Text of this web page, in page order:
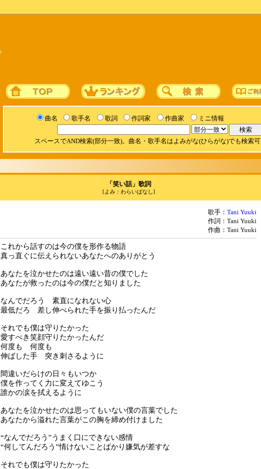
曲名 歌手名 歌詞 作詞家 作曲家 ミニ情報
スペースでAND検索(部分一致)。曲名・歌手名はよみがな(ひらがな)でも検索
「笑い話」歌詞
[よみ：わらいばなし]
歌手： Tani Yuuki
作詞：Tani Yuuki
作曲：Tani Yuuki
これから話すのは今の僕を形作る物語
真っ直ぐに伝えられないあなたへのありがとう
あなたを泣かせたのは遠い遠い昔の僕でした
あなたが救ったのは今の僕だと知りました
なんでだろう 素直になれない心
最低だろ 差し伸べられた手を振り払ったんだ
それでも僕は守りたかった
愛すべき笑顔守りたかったんだ
何度も 何度も
伸ばした手 突き刺さるように
間違いだらけの日々もいつか
僕を作ってく力に変えてゆこう
誰かの涙を拭えるように
あなたを泣かせたのは思ってもいない僕の言葉でした
あなたから溢れた言葉がこの胸を締め付けました
“なんでだろう”うまく口にできない感情
“何してんだろう”情けないことばかり嫌気が差すな
それでも僕は守りたかった